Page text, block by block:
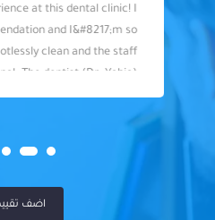
at this dental clinic! I
and I&#8217;m so
spotlessly clean and the staff
The dentist (Dr. Yahia)
skilled, and so friendly. I
of throughout my visit. Highly
اضف